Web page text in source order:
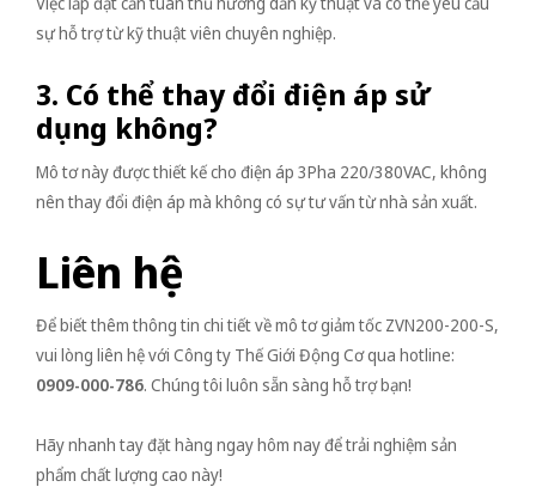
sự hỗ trợ từ kỹ thuật viên chuyên nghiệp.
3. Có thể thay đổi điện áp sử
dụng không?
Mô tơ này được thiết kế cho điện áp 3Pha 220/380VAC, không
nên thay đổi điện áp mà không có sự tư vấn từ nhà sản xuất.
Liên hệ
Để biết thêm thông tin chi tiết về mô tơ giảm tốc ZVN200-200-S,
vui lòng liên hệ với Công ty Thế Giới Động Cơ qua hotline:
0909-000-786. Chúng tôi luôn sẵn sàng hỗ trợ bạn!
Hãy nhanh tay đặt hàng ngay hôm nay để trải nghiệm sản
phẩm chất lượng cao này!